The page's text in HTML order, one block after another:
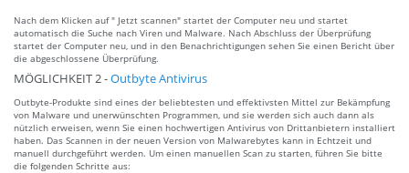
Nach dem Klicken auf " Jetzt scannen" startet der Computer neu und startet
automatisch die Suche nach Viren und Malware. Nach Abschluss der Überprüfung
startet der Computer neu, und in den Benachrichtigungen sehen Sie einen Bericht über
die abgeschlossene Überprüfung.
MÖGLICHKEIT 2 -Outbyte Antivirus
Outbyte-Produkte sind eines der beliebtesten und effektivsten Mittel zur Bekämpfung
von Malware und unerwünschten Programmen, und sie werden sich auch dann als
nützlich erweisen, wenn Sie einen hochwertigen Antivirus von Drittanbietern installiert
haben. Das Scannen in der neuen Version von Malwarebytes kann in Echtzeit und
manuell durchgeführt werden. Um einen manuellen Scan zu starten, führen Sie bitte
die folgenden Schritte aus: